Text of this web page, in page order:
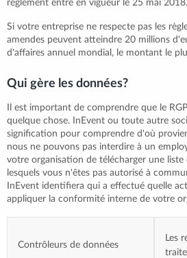
règlement entre en vigueur le 25 mai 2018.
Si votre entreprise ne respecte pas les
amendes peuvent atteindre 20 millions
d'affaires annuel mondial, le montant le
Qui gère les données?
Il est important de comprendre que le
quelque chose. InEvent ou toute autre
signification pour comprendre d'où
nous ne pouvons pas interdire à un
votre organisation de télécharger une
lesquels vous n'êtes pas autorisé à
InEvent identifiera qui a effectué quelle
appliquer la conformité interne de votre
Contrôleurs de données
Les